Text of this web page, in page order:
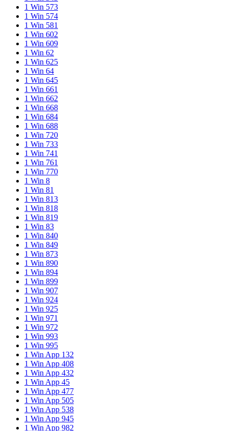
1 Win 573
1 Win 574
1 Win 581
1 Win 602
1 Win 609
1 Win 62
1 Win 625
1 Win 64
1 Win 645
1 Win 661
1 Win 662
1 Win 668
1 Win 684
1 Win 688
1 Win 720
1 Win 733
1 Win 741
1 Win 761
1 Win 770
1 Win 8
1 Win 81
1 Win 813
1 Win 818
1 Win 819
1 Win 83
1 Win 840
1 Win 849
1 Win 873
1 Win 890
1 Win 894
1 Win 899
1 Win 907
1 Win 924
1 Win 925
1 Win 971
1 Win 972
1 Win 993
1 Win 995
1 Win App 132
1 Win App 408
1 Win App 432
1 Win App 45
1 Win App 477
1 Win App 505
1 Win App 538
1 Win App 945
1 Win App 982